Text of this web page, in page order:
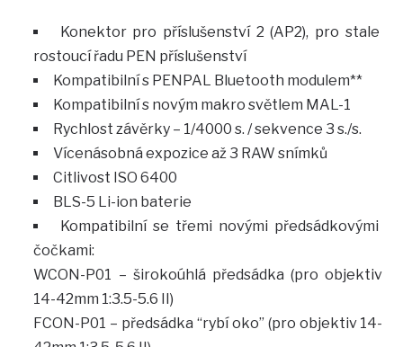
Konektor pro příslušenství 2 (AP2), pro stale
rostoucí řadu PEN příslušenství
Kompatibilní s PENPAL Bluetooth modulem**
Kompatibilní s novým makro světlem MAL-1
Rychlost závěrky – 1/4000 s. / sekvence 3 s./s.
Vícenásobná expozice až 3 RAW snímků
Citlivost ISO 6400
BLS-5 Li-ion baterie
Kompatibilní se třemi novými předsádkovými
čočkami:
WCON-P01 – širokoúhlá předsádka (pro objektiv
14-42mm 1:3.5-5.6 II)
FCON-P01 – předsádka “rybí oko” (pro objektiv 14-